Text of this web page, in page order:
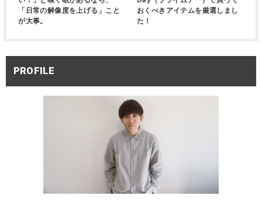
「日常の解像度を上げる」こと
が大事。
おくべきアイテムを厳選しまし
た！
PROFILE